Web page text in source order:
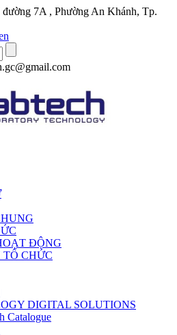
7A , Phường An Khánh, Tp.
ĐỘNG
TỔ CHỨC
DIGITAL SOLUTIONS
Catalogue